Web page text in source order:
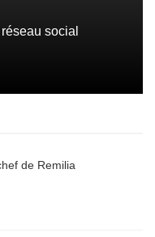
social
de Remilia